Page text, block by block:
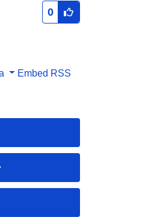
0
Embed RSS